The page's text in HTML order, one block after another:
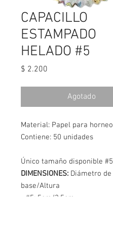
CAPACILLO
ESTAMPADO
HELADO #5
$ 2.200
Agotado
Material: Papel para horneo
Contiene: 50 unidades
Único tamaño disponible #5
DIMENSIONES: Diámetro de
base/Altura
- #5: 5cm/3.5cm